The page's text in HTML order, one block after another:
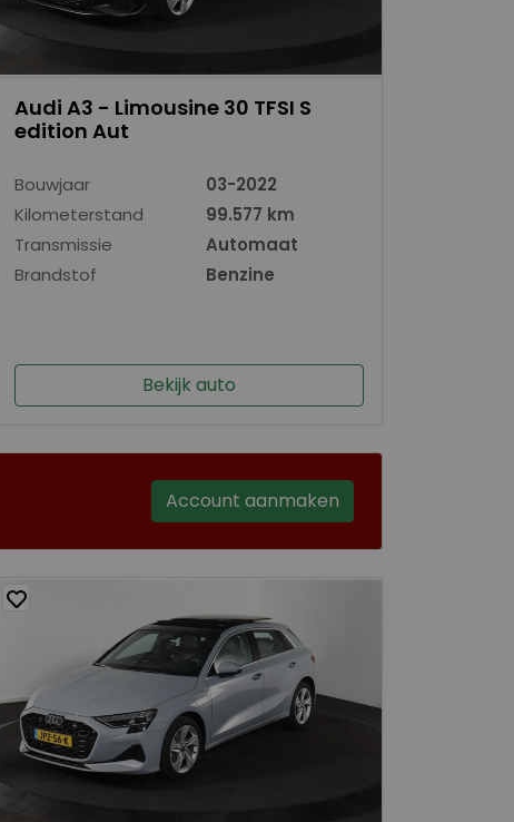
Audi A3 - Limousine 30 TFSI S
edition Aut
Bouwjaar
03-2022
Kilometerstand
99.577 km
Transmissie
Automaat
Brandstof
Benzine
Bekijk auto
Account aanmaken